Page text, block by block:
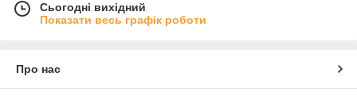
Сьогодні вихідний
Показати весь графік роботи
Про нас